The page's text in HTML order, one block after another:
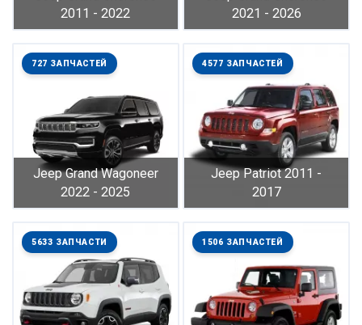
2011 - 2022
2021 - 2026
Jeep Grand Wagoneer
2022 - 2025
727 ЗАПЧАСТЕЙ
Jeep Patriot 2011 -
2017
4577 ЗАПЧАСТЕЙ
5633 ЗАПЧАСТИ 1506 ЗАПЧАСТЕЙ